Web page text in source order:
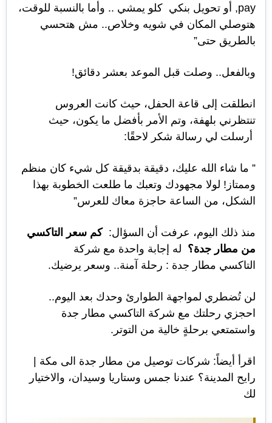
pay, أو تحويل بنكي كلو يمشي .. وأما بالنسبة للوقت،
هتوصلي المكان في شويه وخلاص.. مش هتحسي
بالطريق حتى”
وبالفعل.. وصلت قبل الموعد بعشر دقائق!
انطلقت إلى قاعة الحفل، حيث كانت العروس
تنتظرني بلهفة، وتم الأمر بأفضل ما يكون، حيث
أرسلت لي رسالة شكر لاحقًا:
” ما شاء الله عليك، دقيقة بدقيقة كل شيء كان منظم
وممتاز! لولا مجهودك وتعبك ما طلعت الخطوبة بهذا
الشكل، من الساعة حاجزة معاك للعرس”
منذ ذلك اليوم، عرفت أن السؤال:كم سعر التاكسي
من مطار جدة؟ له إجابة واحدة مع شركة
التاكسي مطار جدة : رحلة آمنة.. وسعر يرضيك.
لن تُضطري لمواجهة الطوارئ وحدك بعد اليوم..
احجزي رحلتك مع شركة التاكسي مطار جدة
واستمتعي برحلةٍ خالية من التوتر.
اقرأ أيضاً: شركات توصيل من مطار جدة الى مكة |
رايح المدينة؟ عندنا جمس وستاريا وسيدان، والاختيار
لك